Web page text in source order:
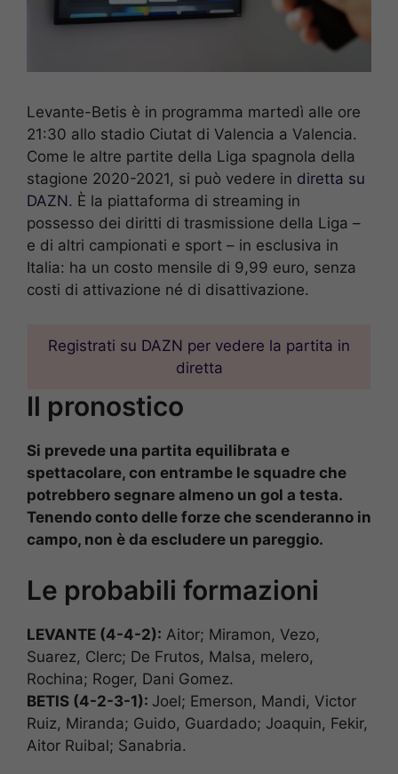
Levante-Betis è in programma martedì alle ore
21:30 allo stadio Ciutat di Valencia a Valencia.
Come le altre partite della Liga spagnola della
stagione 2020-2021, si può vedere in diretta su
DAZN. È la piattaforma di streaming in
possesso dei diritti di trasmissione della Liga –
e di altri campionati e sport – in esclusiva in
Italia: ha un costo mensile di 9,99 euro, senza
costi di attivazione né di disattivazione.
Registrati su DAZN per vedere la partita in
diretta
Il pronostico
Si prevede una partita equilibrata e
spettacolare, con entrambe le squadre che
potrebbero segnare almeno un gol a testa.
Tenendo conto delle forze che scenderanno in
campo, non è da escludere un pareggio.
Le probabili formazioni
LEVANTE (4-4-2): Aitor; Miramon, Vezo,
Suarez, Clerc; De Frutos, Malsa, melero,
Rochina; Roger, Dani Gomez.
BETIS (4-2-3-1): Joel; Emerson, Mandi, Victor
Ruiz, Miranda; Guido, Guardado; Joaquin, Fekir,
Aitor Ruibal; Sanabria.